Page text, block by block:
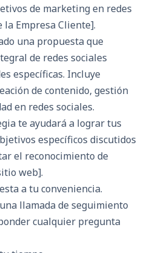
de marketing en redes
Empresa Cliente].
una propuesta que
de redes sociales
específicas. Incluye
de contenido, gestión
en redes sociales.
te ayudará a lograr tus
específicos discutidos
el reconocimiento de
web].
a tu conveniencia.
llamada de seguimiento
cualquier pregunta